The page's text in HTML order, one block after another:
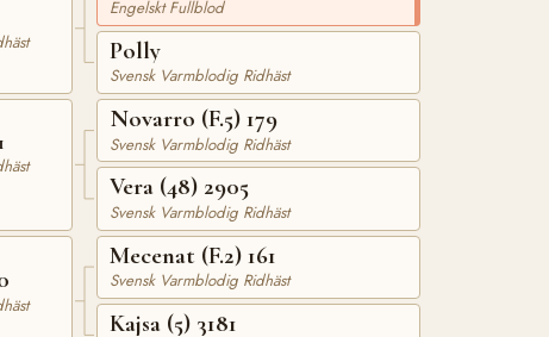
Engelskt Fullblod
Polly
Svensk Varmblodig Ridhäst
Novarro (F.5) 179
Svensk Varmblodig Ridhäst
Vera (48) 2905
Svensk Varmblodig Ridhäst
Mecenat (F.2) 161
Svensk Varmblodig Ridhäst
Kajsa (5) 3181